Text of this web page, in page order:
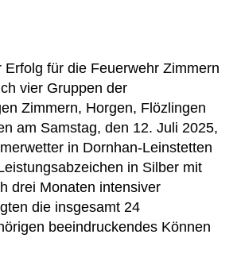
Erfolg für die Feuerwehr Zimmern
vier Gruppen der
Zimmern, Horgen, Flözlingen
am Samstag, den 12. Juli 2025,
in Dornhan-Leinstetten
in Silber mit
drei Monaten intensiver
die insgesamt 24
beeindruckendes Können